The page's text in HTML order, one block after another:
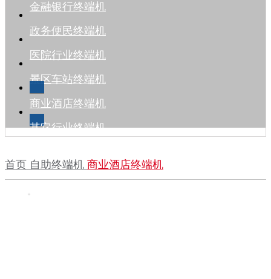
金融银行终端机
政务便民终端机
医院行业终端机
景区车站终端机
商业酒店终端机
其它行业终端机
首页 自助终端机 商业酒店终端机